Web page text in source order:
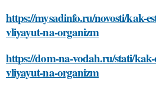
https://mysadinfo.ru/novosti/kak-
vliyayut-na-organizm
https://dom-na-vodah.ru/stati/kak-
vliyayut-na-organizm